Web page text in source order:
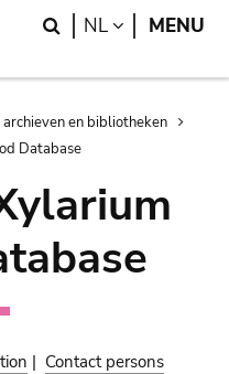
Search
NL LANGUAGE
MENU
en bibliotheken
Database
| Contact persons